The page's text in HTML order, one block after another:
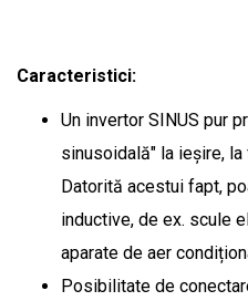
Caracteristici:
Un invertor SINUS pur
sinusoidală" la ieșire,
Datorită acestui fapt,
inductive, de ex. scule
aparate de aer
Posibilitate de